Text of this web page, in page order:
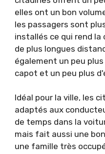
elles ont un bon
les passagers sont
installés ce qui rend
de plus longues
également un peu
capot et un peu plus
Idéal pour la ville, les
adaptés aux
de temps dans la
mais fait aussi une
une famille très